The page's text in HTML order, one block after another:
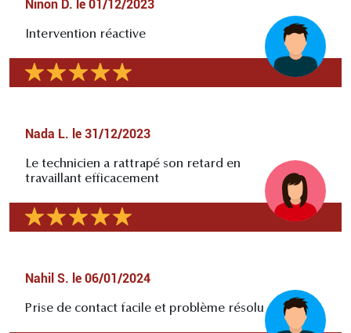
Ninon D. le 01/12/2023
Intervention réactive
Nada L. le 31/12/2023
Le technicien a rattrapé son retard en
travaillant efficacement
Nahil S. le 06/01/2024
Prise de contact facile et problème résolu